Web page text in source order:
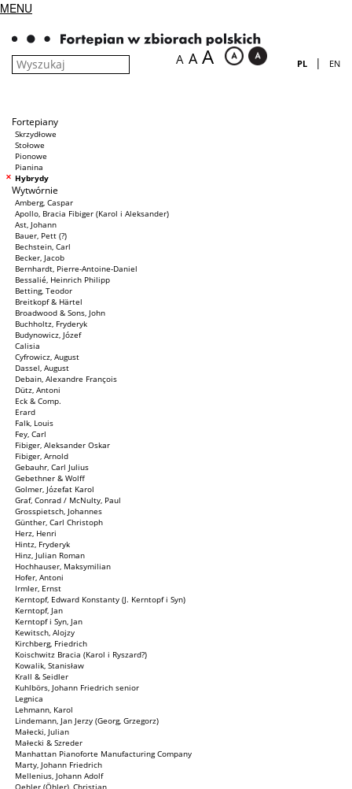
MENU
A A A PL | EN
Fortepiany
Skrzydłowe
Stołowe
Pionowe
Pianina
Hybrydy
Wytwórnie
Amberg, Caspar
Apollo, Bracia Fibiger (Karol i Aleksander)
Ast, Johann
Bauer, Pett (?)
Bechstein, Carl
Becker, Jacob
Bernhardt, Pierre-Antoine-Daniel
Bessalié, Heinrich Philipp
Betting, Teodor
Breitkopf & Härtel
Broadwood & Sons, John
Buchholtz, Fryderyk
Budynowicz, Józef
Calisia
Cyfrowicz, August
Dassel, August
Debain, Alexandre François
Dütz, Antoni
Eck & Comp.
Erard
Falk, Louis
Fey, Carl
Fibiger, Aleksander Oskar
Fibiger, Arnold
Gebauhr, Carl Julius
Gebethner & Wolff
Golmer, Józefat Karol
Graf, Conrad / McNulty, Paul
Grosspietsch, Johannes
Günther, Carl Christoph
Herz, Henri
Hintz, Fryderyk
Hinz, Julian Roman
Hochhauser, Maksymilian
Hofer, Antoni
Irmler, Ernst
Kerntopf, Edward Konstanty (J. Kerntopf i Syn)
Kerntopf, Jan
Kerntopf i Syn, Jan
Kewitsch, Alojzy
Kirchberg, Friedrich
Koischwitz Bracia (Karol i Ryszard?)
Kowalik, Stanisław
Krall & Seidler
Kuhlbörs, Johann Friedrich senior
Legnica
Lehmann, Karol
Lindemann, Jan Jerzy (Georg, Grzegorz)
Małecki, Julian
Małecki & Szreder
Manhattan Pianoforte Manufacturing Company
Marty, Johann Friedrich
Mellenius, Johann Adolf
Oehler (Öhler), Christian